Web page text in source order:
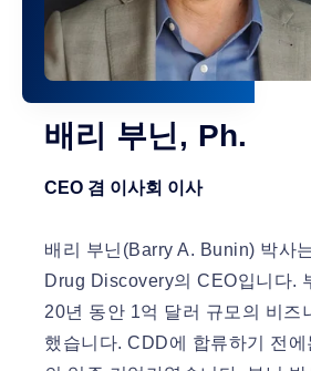
배리 부닌, Ph.
CEO 겸 이사회 이사
배리 부닌(Barry A. Bunin) 박사
Drug Discovery의 CEO입니다.
20년 동안 1억 달러 규모의 비즈
했습니다. CDD에 합류하기 전